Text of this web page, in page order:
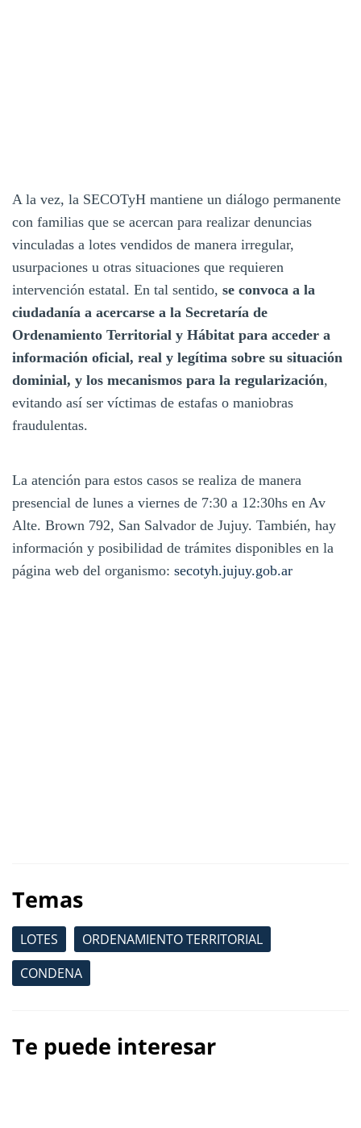
A la vez, la SECOTyH mantiene un diálogo permanente
con familias que se acercan para realizar denuncias
vinculadas a lotes vendidos de manera irregular,
usurpaciones u otras situaciones que requieren
intervención estatal. En tal sentido, se convoca a la
ciudadanía a acercarse a la Secretaría de
Ordenamiento Territorial y Hábitat para acceder a
información oficial, real y legítima sobre su situación
dominial, y los mecanismos para la regularización,
evitando así ser víctimas de estafas o maniobras
fraudulentas.
La atención para estos casos se realiza de manera
presencial de lunes a viernes de 7:30 a 12:30hs en Av
Alte. Brown 792, San Salvador de Jujuy. También, hay
información y posibilidad de trámites disponibles en la
página web del organismo: secotyh.jujuy.gob.ar
Temas
LOTES
ORDENAMIENTO TERRITORIAL
CONDENA
Te puede interesar